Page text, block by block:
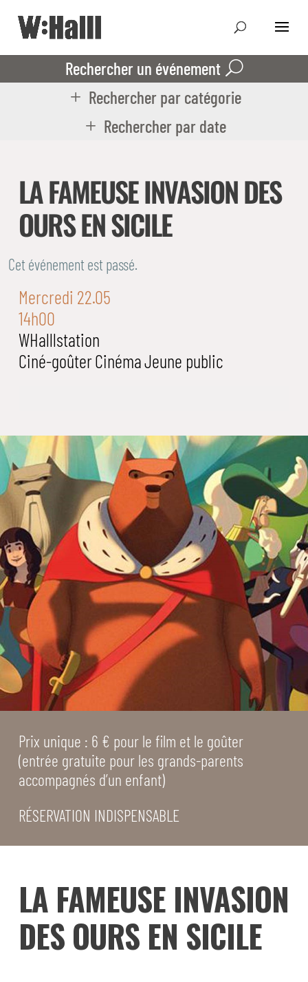
Rechercher un événement
Rechercher par catégorie
Rechercher par date
LA FAMEUSE INVASION DES
OURS EN SICILE
Cet événement est passé.
Mercredi 22.05
14h00
WHalllstation
Ciné-goûterCinémaJeune public
Prix unique : 6 € pour le film et le goûter
(entrée gratuite pour les grands-parents
accompagnés d’un enfant)
RÉSERVATION INDISPENSABLE
LA FAMEUSE INVASION
DES OURS EN SICILE